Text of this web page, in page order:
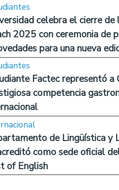
celebra el cierre de
2025 con ceremonia de
para una nueva
Factec representó a
competencia
de Lingüística y
como sede oficial
of English